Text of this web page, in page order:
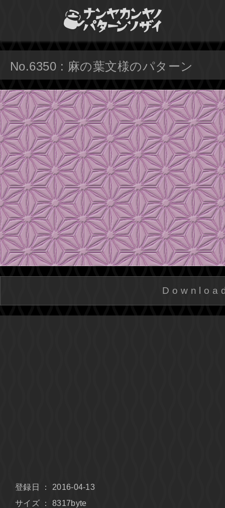
No.6350 : 麻の葉文様のパターン
登録日 ： 2016-04-13
サイズ ： 8317byte